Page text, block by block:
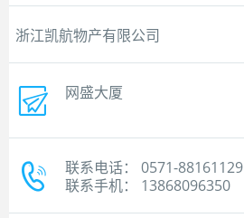
浙江凯航物产有限公司
网盛大厦
联系电话： 0571-88161129
联系手机： 13868096350